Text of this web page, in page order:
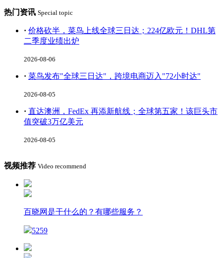
热门资讯 Special topic
· 价格砍半，菜鸟上线全球三日达；224亿欧元！DHL第
二季度业绩出炉
2026-08-06
· 菜鸟发布"全球三日达"，跨境电商迈入"72小时达"
2026-08-05
· 直达澳洲，FedEx 再添新航线；全球第五家！该巨头市
值突破3万亿美元
2026-08-05
视频推荐 Video recommend
百晓网是干什么的？有哪些服务？
5259